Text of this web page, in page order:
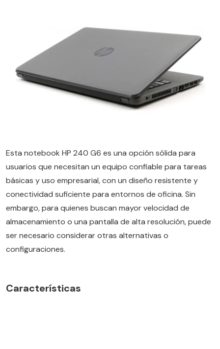
Esta notebook HP 240 G6 es una opción sólida para
usuarios que necesitan un equipo confiable para tareas
básicas y uso empresarial, con un diseño resistente y
conectividad suficiente para entornos de oficina. Sin
embargo, para quienes buscan mayor velocidad de
almacenamiento o una pantalla de alta resolución, puede
ser necesario considerar otras alternativas o
configuraciones.
Características